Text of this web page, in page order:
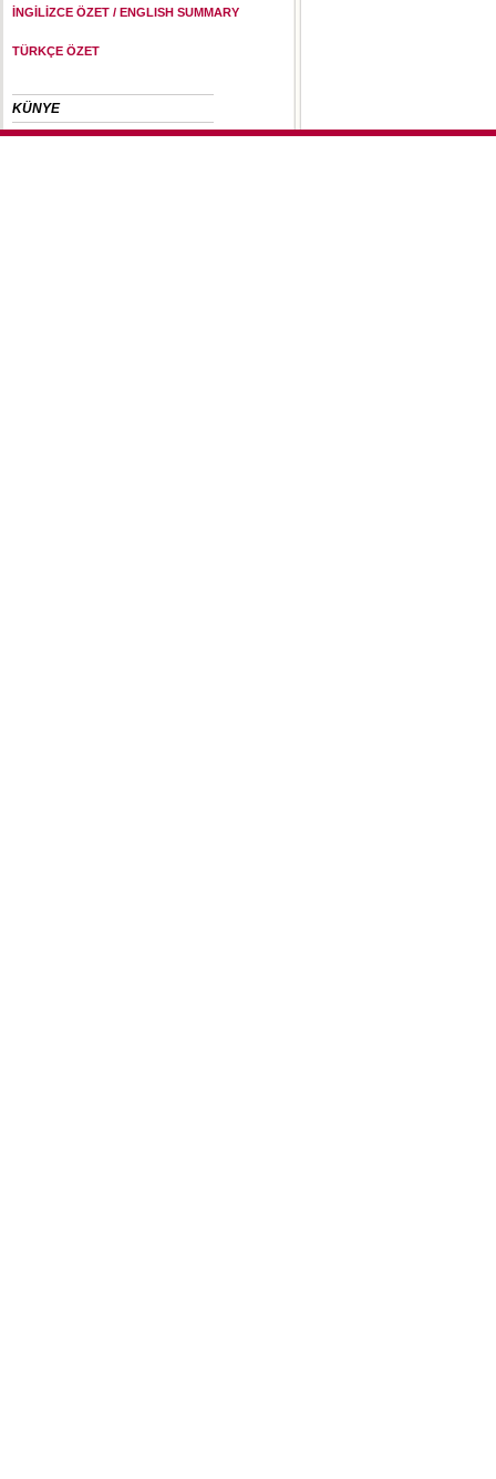
İNGİLİZCE ÖZET / ENGLISH SUMMARY
TÜRKÇE ÖZET
KÜNYE